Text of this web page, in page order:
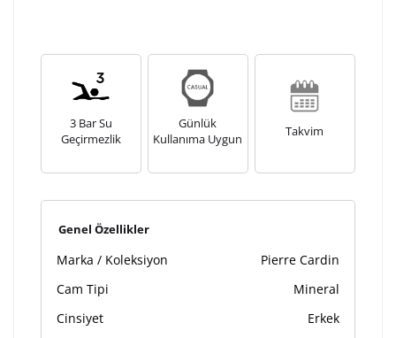
10/ 10
Lütfen font seçiniz
Kişiselleştirilmiş ürünlerin teslim süresi gravür işleme
tamamlandıktan sonra siparişiniz kargoya verilecektir.
ürünlerde
3 Bar Su
Geçirmezlik
Günlük
Kullanıma Uygun
Takvim
Genel Özellikler
Marka / Koleksiyon
Pierre Cardin
Cam Tipi
Mineral
Cinsiyet
Erkek